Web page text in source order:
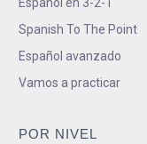
Spanish To The Point
Español avanzado
Vamos a practicar
POR NIVEL